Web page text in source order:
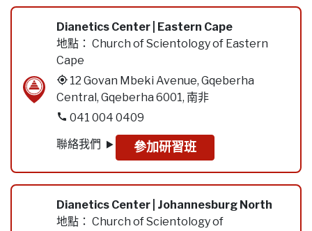
Dianetics Center | Eastern Cape
地點： Church of Scientology of Eastern
Cape
12 Govan Mbeki Avenue, Gqeberha
Central, Gqeberha 6001, 南非
041 004 0409
聯絡我們
參加研習班
Dianetics Center | Johannesburg North
地點： Church of Scientology of